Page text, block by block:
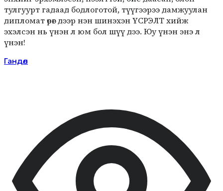
тулгуурт гадаад бодлоготой, түүгээрээ дамжуулан
дипломат өрөг дээр нэн шинэхэн ҮСРЭЛТ хийж
эхэлсэн нь үнэн л юм бол шүү дээ. Юу үнэн энэ л
үнэн!
Гандөл